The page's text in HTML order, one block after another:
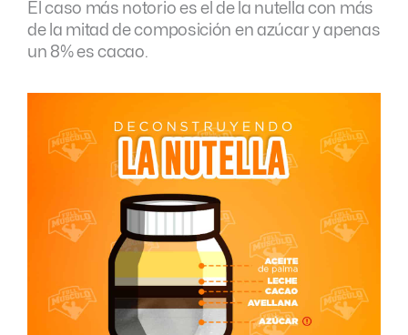
El caso más notorio es el de la nutella con más
de la mitad de composición en azúcar y apenas
un 8% es cacao.